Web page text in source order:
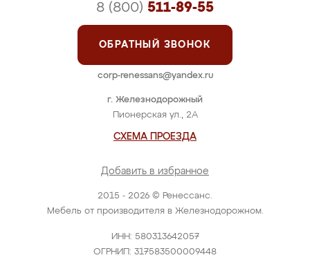
2015 - 2026 © Ренессанс.
Мебель от производителя в Железнодорожном.
ИНН: 580313642057
ОГРНИП: 317583500009448
г. Железнодорожный
Пионерская ул., 2А
СХЕМА ПРОЕЗДА
Добавить в избранное
8 (800) 511-89-55
ОБРАТНЫЙ ЗВОНОК
corp-renessans@yandex.ru